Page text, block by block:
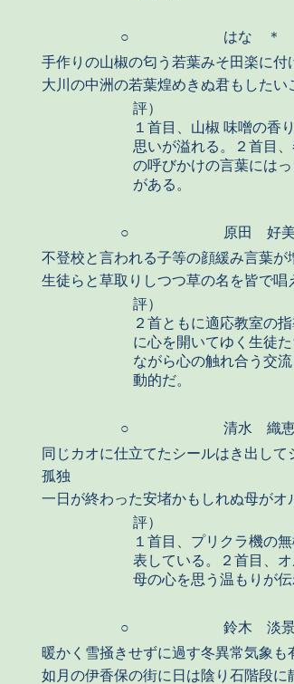
○
はな ＊
手作りの山椒の匂う若葉みそ田楽に付
大川の中洲の若葉煌めきぬ君もしたい
評）
１首目、山椒 味噌の香
思いが溢れる。２首目
の呼びかけの言葉には
がある。
○
原田 好
不登校と言われる子等の顔緩み言葉が
生徒らと草取りしつつ草の名を皆で唱
評）
２首ともに適応教室の
に心を開いてゆく生徒
ながら心の触れ合う交
動的だ。
○
清水 織
同じカオに仕立てたシールはき出し
孤独
一日が終わった安堵かもしれぬ母がオ
評）
１首目、プリクラ機の
表している。２首目、
母の心を思う温もりが伝
○
鈴木 淡
暖かく雪掻きせずに過す冬異常気象も
如月の伊香保の街に日は陰り石階段に